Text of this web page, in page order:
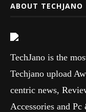
ABOUT TECHJANO
TechJano is the
Techjano upload
centric news,
Accessories and